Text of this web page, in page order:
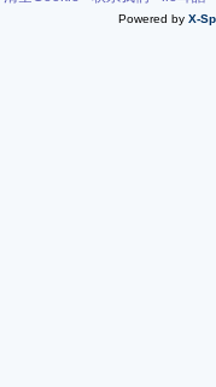
Powered by X-